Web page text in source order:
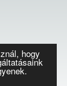
hogy